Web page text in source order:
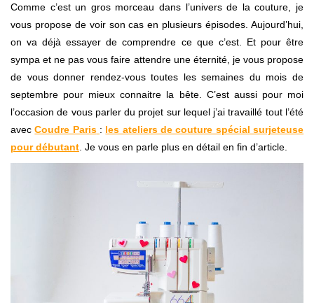
Comme c’est un gros morceau dans l’univers de la couture, je
vous propose de voir son cas en plusieurs épisodes. Aujourd’hui,
on va déjà essayer de comprendre ce que c’est. Et pour être
sympa et ne pas vous faire attendre une éternité, je vous propose
de vous donner rendez-vous toutes les semaines du mois de
septembre pour mieux connaitre la bête. C’est aussi pour moi
l’occasion de vous parler du projet sur lequel j’ai travaillé tout l’été
avecCoudre Paris : les ateliers de couture spécial surjeteuse
pour débutant . Je vous en parle plus en détail en fin d’article.